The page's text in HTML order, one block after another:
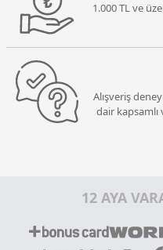
1.000 TL ve
Alışveriş
dair kapsamlı
12 AYA